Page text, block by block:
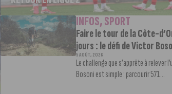
INFOS,SPORT
Faire le tour de la Côte-
jours : le défi de Victor
5 AOÛT, 2026
Le challenge que s’apprête à
Bosoni est simple : parcourir 571...